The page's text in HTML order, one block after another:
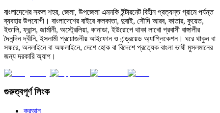
বাংলাদেশের সকল শহর, জেলা, উপজেলা এমনকি ইন্টারনেট বিহীন প্রত্যন্ত গ্রামে পর্যন্ত
ব্যবহার উপযোগী। বাংলাদেশের বাইরে কলকাতা, দুবাই, সৌদি আরব, কাতার, কুয়েত,
ইতালি, ফ্রান্স, জার্মানী, অস্ট্রেলিয়া, কানাডা, ইউরোপে থাকা লাখো প্রবাসী বাঙ্গালীর
দৈনন্দিন দ্বীনি, ইসলামী প্রয়োজনীয় আইফোন ও এন্ড্রয়েড অ্যাপ্লিকেশন। ঘরে থাকুন বা
সফরে, অনলাইনে বা অফলাইনে, দেশে হোক বা বিদেশে প্রত্যেক বাংলা ভাষী মুসলমানের
জন্য দরকারি অ্যাপ।
গুরুত্বপূর্ণ লিংক
কুরআন